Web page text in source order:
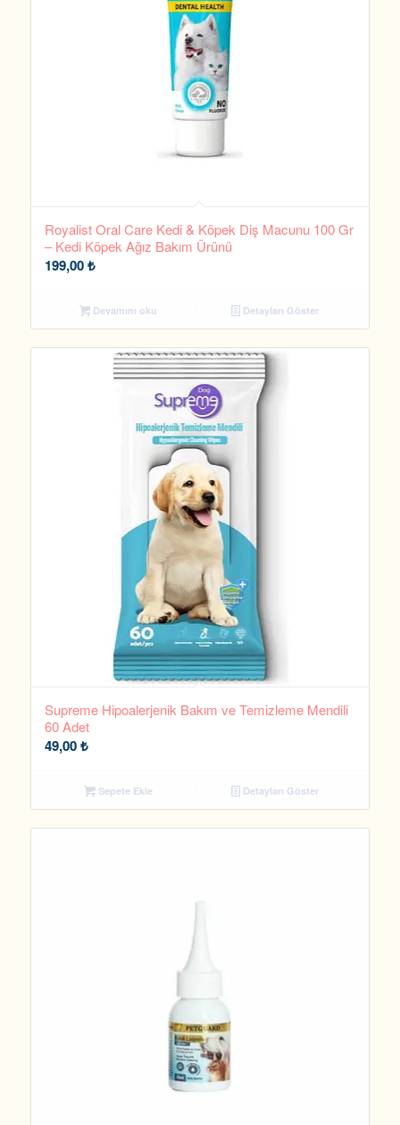
Royalist Oral Care Kedi & Köpek Diş Macunu 100 Gr
– Kedi Köpek Ağız Bakım Ürünü
199,00₺
Devamını oku Detayları Göster
Supreme Hipoalerjenik Bakım ve Temizleme Mendili
60 Adet
49,00₺
Sepete Ekle Detayları Göster